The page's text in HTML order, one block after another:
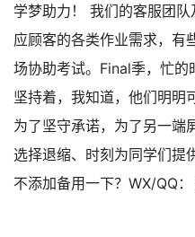
学梦助力！ 我们的客服团
应顾客的各类作业需求，有
场协助考试。Final季，忙
坚持着，我知道，他们明明
为了坚守承诺，为了另一端
选择退缩、时刻为同学们提
不添加备用一下？WX/QQ